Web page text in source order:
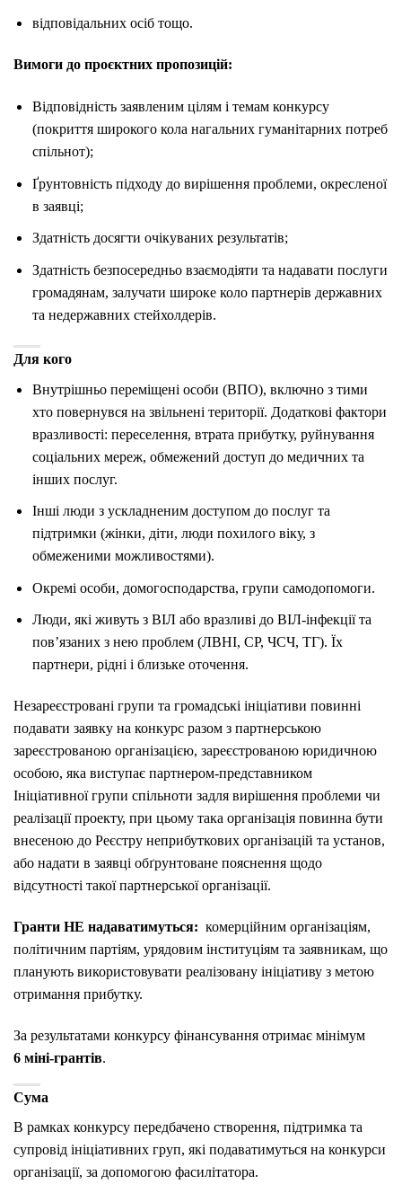
відповідальних осіб тощо.
Вимоги до проєктних пропозицій:
Відповідність заявленим цілям і темам конкурсу
(покриття широкого кола нагальних гуманітарних потреб
спільнот);
Ґрунтовність підходу до вирішення проблеми, окресленої
в заявці;
Здатність досягти очікуваних результатів;
Здатність безпосередньо взаємодіяти та надавати послуги
громадянам, залучати широке коло партнерів державних
та недержавних стейхолдерів.
Для кого
Внутрішньо переміщені особи (ВПО), включно з тими
хто повернувся на звільнені території. Додаткові фактори
вразливості: переселення, втрата прибутку, руйнування
соціальних мереж, обмежений доступ до медичних та
інших послуг.
Інші люди з ускладненим доступом до послуг та
підтримки (жінки, діти, люди похилого віку, з
обмеженими можливостями).
Окремі особи, домогосподарства, групи самодопомоги.
Люди, які живуть з ВІЛ або вразливі до ВІЛ-інфекції та
пов’язаних з нею проблем (ЛВНІ, СР, ЧСЧ, ТГ). Їх
партнери, рідні і близьке оточення.
Незареєстровані групи та громадські ініціативи повинні
подавати заявку на конкурс разом з партнерською
зареєстрованою організацією, зареєстрованою юридичною
особою, яка виступає партнером-представником
Ініціативної групи спільноти задля вирішення проблеми чи
реалізації проекту, при цьому така організація повинна бути
внесеною до Реєстру неприбуткових організацій та установ,
або надати в заявці обґрунтоване пояснення щодо
відсутності такої партнерської організації.
Гранти НЕ надаватимуться: комерційним організаціям,
політичним партіям, урядовим інституціям та заявникам, що
планують використовувати реалізовану ініціативу з метою
отримання прибутку.
За результатами конкурсу фінансування отримає мінімум
6 міні-грантів.
Сума
В рамках конкурсу передбачено створення, підтримка та
супровід ініціативних груп, які подаватимуться на конкурси
організації, за допомогою фасилітатора.